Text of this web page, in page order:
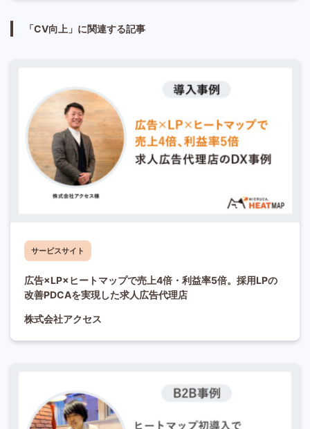
「CV向上」に関連する記事
サービスサイト
広告×LP×ヒートマップで売上4倍・利益率5倍。採用LPの
改善PDCAを実現した求人広告代理店
株式会社アクセス